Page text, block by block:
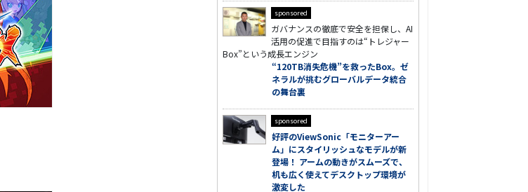
sponsored
ガバナンスの徹底で安全を担保し、AI
活用の促進で目指すのは“トレジャー
Box”という成長エンジン
“120TB消失危機”を救ったBox。ゼ
ネラルが挑むグローバルデータ統合
の舞台裏
sponsored
好評のViewSonic「モニターアー
ム」にスタイリッシュなモデルが新
登場！ アームの動きがスムーズで、
机も広く使えてデスクトップ環境が
激変した